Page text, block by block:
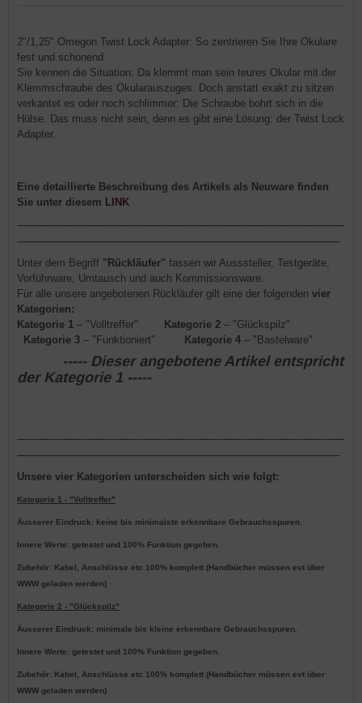
2"/1,25" Omegon Twist Lock Adapter: So zentrieren Sie Ihre Okulare
fest und schonend
Sie kennen die Situation: Da klemmt man sein teures Okular mit der
Klemmschraube des Okularauszuges. Doch anstatt exakt zu sitzen
verkantet es oder noch schlimmer: Die Schraube bohrt sich in die
Hülse. Das muss nicht sein, denn es gibt eine Lösung: der Twist Lock
Adapter.
Eine detaillierte Beschreibung des Artikels als Neuware finden
Sie unter diesem LINK
---------------------------------------------------------------------------------------------------------------------------------------
-------------------------------------------------------------------------------------------------------------------------------------
Unter dem Begriff "Rückläufer" fassen wir Ausssteller, Testgeräte,
Vorführware, Umtausch und auch Kommissionsware.
Für alle unsere angebotenen Rückläufer gilt eine der folgenden vier
Kategorien:
Kategorie 1 – "Volltreffer" Kategorie 2 – "Glückspilz"
Kategorie 3 – "Funktioniert" Kategorie 4 – "Bastelware"
----- Dieser angebotene Artikel entspricht
der Kategorie 1 -----
---------------------------------------------------------------------------------------------------------------------------------------
-------------------------------------------------------------------------------------------------------------------------------------
Unsere vier Kategorien unterscheiden sich wie folgt:
Kategorie 1 - "Volltreffer"
Äusserer Eindruck: keine bis minimalste erkennbare Gebrauchsspuren.
Innere Werte: getestet und 100% Funktion gegeben.
Zubehör: Kabel, Anschlüsse etc 100% komplett (Handbücher müssen evt über
WWW geladen werden)
Kategorie 2 - "Glückspilz"
Äusserer Eindruck: minimale bis kleine erkennbare Gebrauchsspuren.
Innere Werte: getestet und 100% Funktion gegeben.
Zubehör: Kabel, Anschlüsse etc 100% komplett (Handbücher müssen evt über
WWW geladen werden)